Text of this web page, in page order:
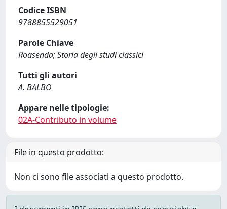
Codice ISBN
9788855529051
Parole Chiave
Roasenda; Storia degli studi classici
Tutti gli autori
A. BALBO
Appare nelle tipologie:
02A-Contributo in volume
File in questo prodotto:
Non ci sono file associati a questo prodotto.